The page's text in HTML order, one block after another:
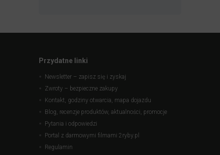
Przydatne linki
Newsletter – zapisz się i zyskaj
Zwroty – bezpieczne zakupy
Kontakt, godziny otwarcia, mapa dojazdu
Blog, recenzje produktów, aktualności, promocje
Pytania i odpowiedzi
Portal z darmowymi filmami 2ryby.pl
Regulamin